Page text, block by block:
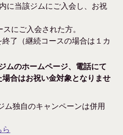
に当該ジムにご入会し、お祝
にご入会された方。
終了（継続コースの場合は１カ
ムのホームページ、電話にて
合はお祝い金対象となりませ
ム独自のキャンペーンは併用
ら